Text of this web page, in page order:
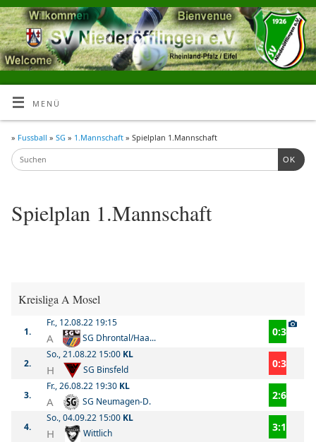
MENÜ
» Fussball»SG» 1.Mannschaft» Spielplan 1.Mannschaft
OK
Spielplan 1.Mannschaft
Kreisliga A Mosel
1.
Fr., 12.08.22 19:15
A SG Dhrontal/Haa... 0:3
2.
So., 21.08.22 15:00 KL
H SG Binsfeld 0:3
3.
Fr., 26.08.22 19:30 KL
A SG Neumagen-D. 2:6
4.
So., 04.09.22 15:00 KL
H Wittlich 3:1